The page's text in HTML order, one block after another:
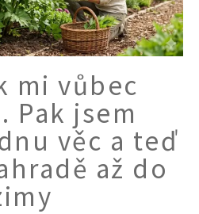
mi vůbec
Pak jsem
věc a teď
až do